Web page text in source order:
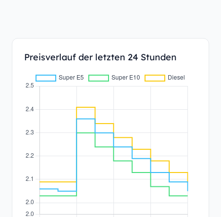
Preisverlauf der letzten 24 Stunden